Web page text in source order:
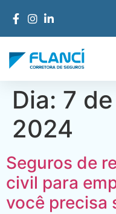
Dia: 7
2024
Seguros de
civil para
você precisa